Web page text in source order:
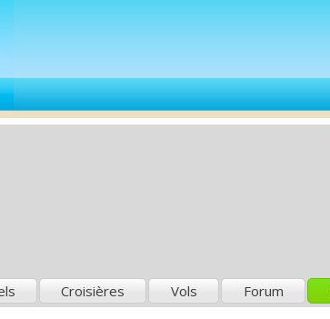
Croisières Vols Forum